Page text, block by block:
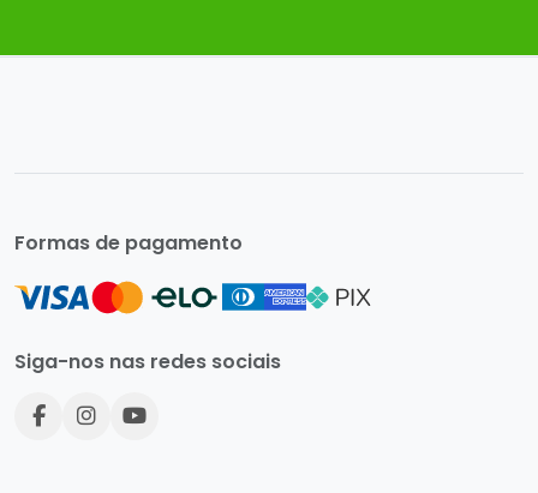
Formas de pagamento
Siga-nos nas redes sociais